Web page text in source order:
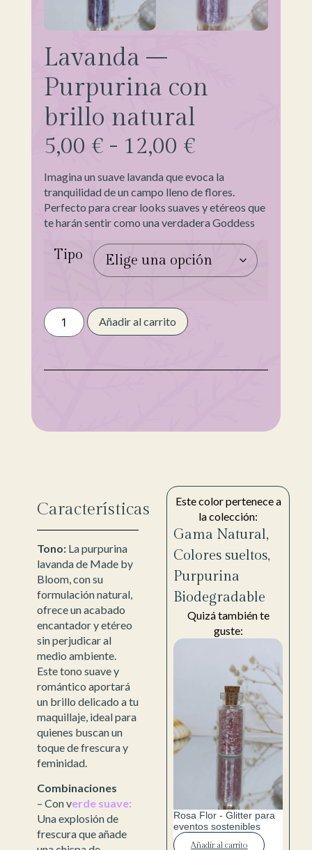
Lavanda –
Purpurina con
brillo natural
5,00 € - 12,00 €
Imagina un suave lavanda que evoca la
tranquilidad de un campo lleno de flores.
Perfecto para crear looks suaves y etéreos que
te harán sentir como una verdadera Goddess
Tipo
Añadir al carrito
Características
Tono:La purpurina
lavanda de Made by
Bloom, con su
formulación natural,
ofrece un acabado
encantador y etéreo
sin perjudicar al
medio ambiente.
Este tono suave y
romántico aportará
un brillo delicado a tu
maquillaje, ideal para
quienes buscan un
toque de frescura y
feminidad.
Combinaciones
– Con verde suave:
Una explosión de
frescura que añade
Este color pertenece a
la colección:
Gama Natural,
Colores sueltos,
Purpurina
Biodegradable
Quizá también te
guste:
Rosa Flor - Glitter para
eventos sostenibles
Añadir al carrito